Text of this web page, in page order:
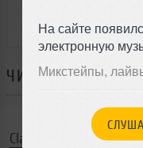
На сайте
электронную
Микстейпы,
ЧИТАЙТЕ ТАКЖЕ:
Classic Jams от Стива